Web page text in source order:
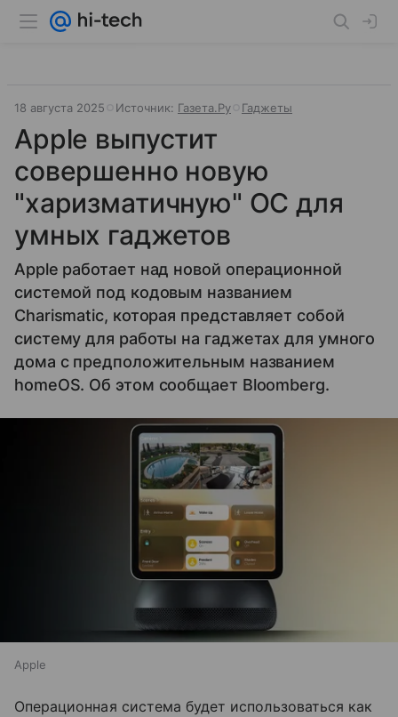
18 августа 2025 Источник: Газета.Ру Гаджеты
Apple выпустит
совершенно новую
"харизматичную" ОС для
умных гаджетов
Apple работает над новой операционной
системой под кодовым названием
Charismatic, которая представляет собой
систему для работы на гаджетах для умного
дома с предположительным названием
homeOS. Об этом сообщает Bloomberg.
Apple
Операционная система будет использоваться как